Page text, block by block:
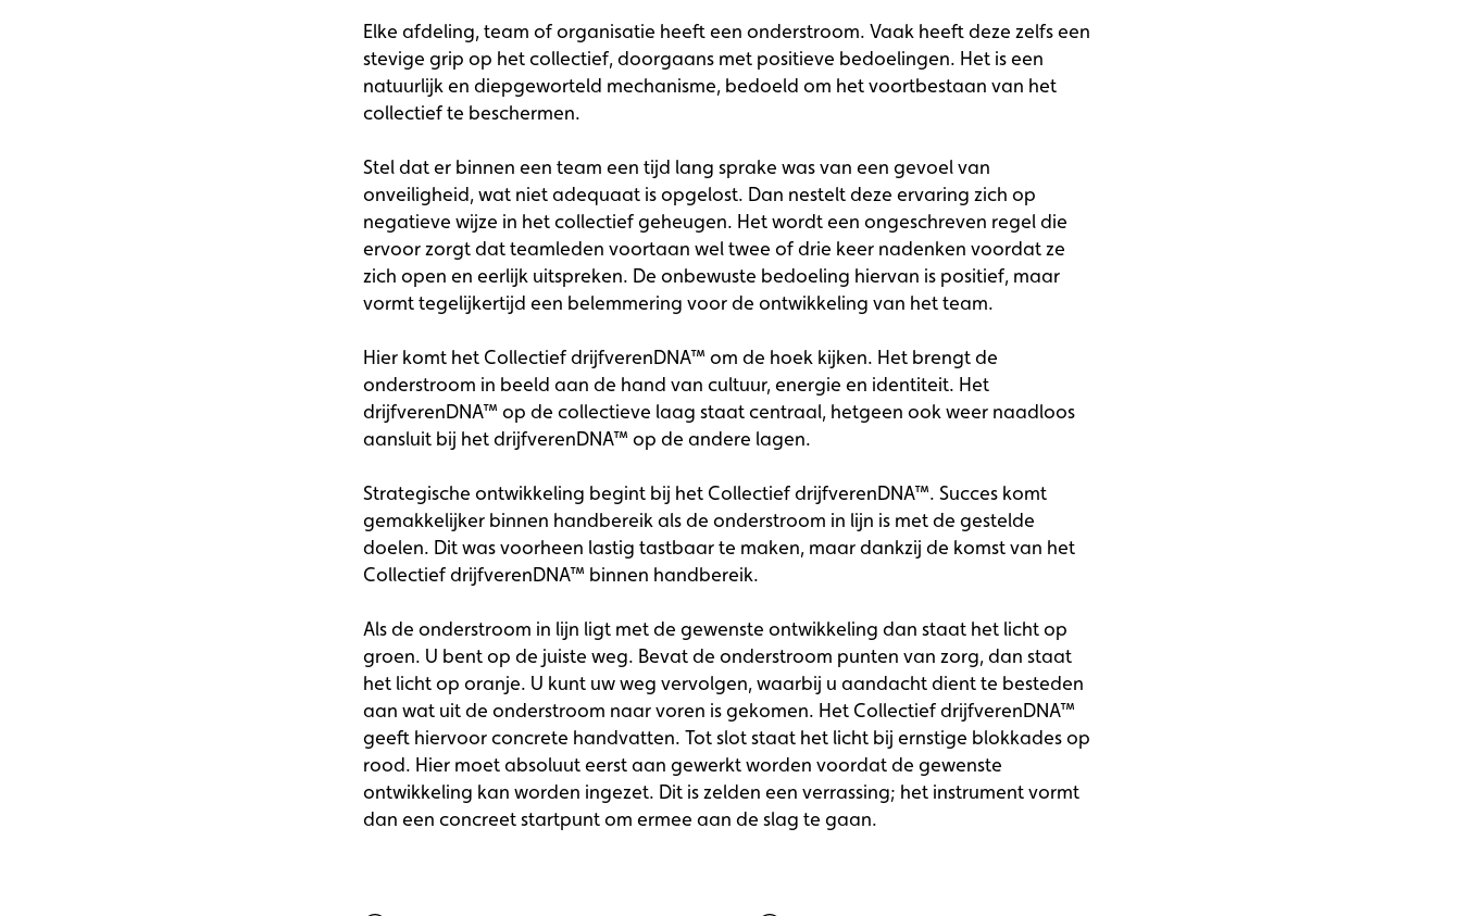
Elke afdeling, team of organisatie heeft een onderstroom. Vaak heeft deze zelfs een
stevige grip op het collectief, doorgaans met positieve bedoelingen. Het is een
natuurlijk en diepgeworteld mechanisme, bedoeld om het voortbestaan van het
collectief te beschermen.
Stel dat er binnen een team een tijd lang sprake was van een gevoel van
onveiligheid, wat niet adequaat is opgelost. Dan nestelt deze ervaring zich op
negatieve wijze in het collectief geheugen. Het wordt een ongeschreven regel die
ervoor zorgt dat teamleden voortaan wel twee of drie keer nadenken voordat ze
zich open en eerlijk uitspreken. De onbewuste bedoeling hiervan is positief, maar
vormt tegelijkertijd een belemmering voor de ontwikkeling van het team.
Hier komt het Collectief drijfverenDNA™ om de hoek kijken. Het brengt de
onderstroom in beeld aan de hand van cultuur, energie en identiteit. Het
drijfverenDNA™ op de collectieve laag staat centraal, hetgeen ook weer naadloos
aansluit bij het drijfverenDNA™ op de andere lagen.
Strategische ontwikkeling begint bij het Collectief drijfverenDNA™. Succes komt
gemakkelijker binnen handbereik als de onderstroom in lijn is met de gestelde
doelen. Dit was voorheen lastig tastbaar te maken, maar dankzij de komst van het
Collectief drijfverenDNA™ binnen handbereik.
Als de onderstroom in lijn ligt met de gewenste ontwikkeling dan staat het licht op
groen. U bent op de juiste weg. Bevat de onderstroom punten van zorg, dan staat
het licht op oranje. U kunt uw weg vervolgen, waarbij u aandacht dient te besteden
aan wat uit de onderstroom naar voren is gekomen. Het Collectief drijfverenDNA™
geeft hiervoor concrete handvatten. Tot slot staat het licht bij ernstige blokkades op
rood. Hier moet absoluut eerst aan gewerkt worden voordat de gewenste
ontwikkeling kan worden ingezet. Dit is zelden een verrassing; het instrument vormt
dan een concreet startpunt om ermee aan de slag te gaan.